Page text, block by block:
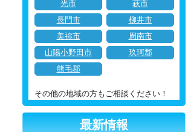
光市
萩市
長門市
柳井市
美祢市
周南市
山陽小野田市
玖珂郡
熊毛郡
その他の地域の方もご相談ください！
最新情報